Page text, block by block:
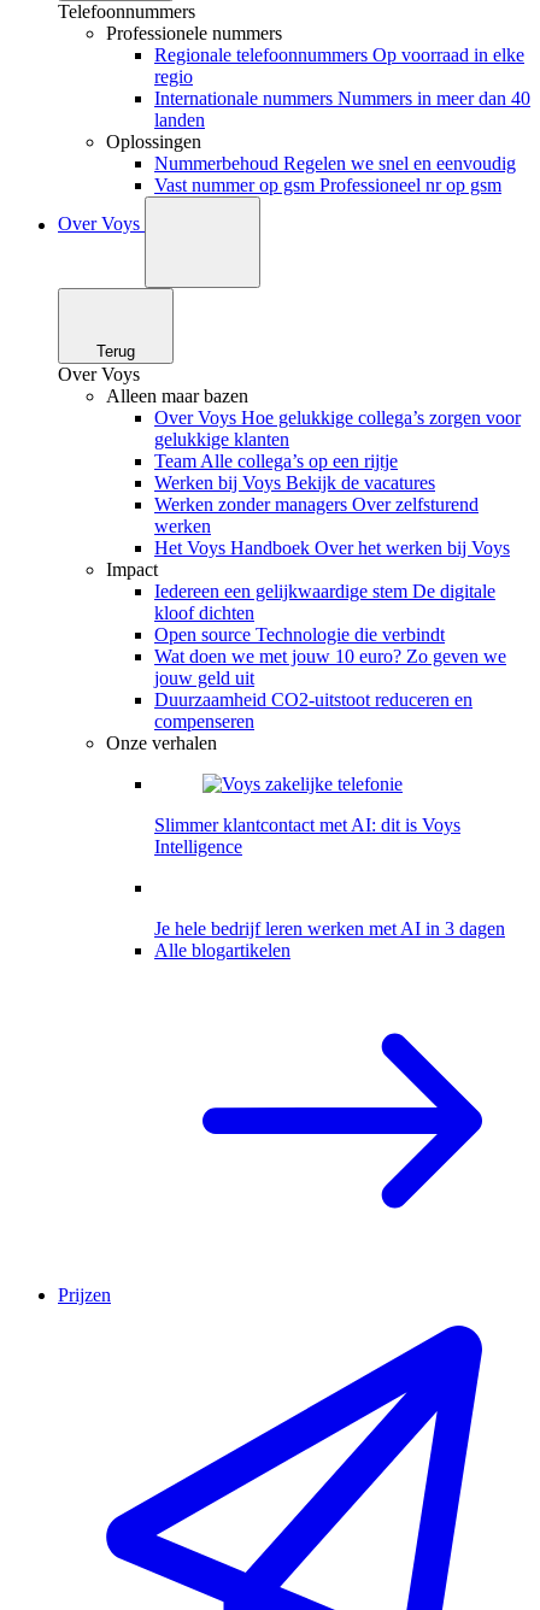
Telefoonnummers
Professionele nummers
Regionale telefoonnummers Op voorraad in elke
regio
Internationale nummers Nummers in meer dan 40
landen
Oplossingen
Nummerbehoud Regelen we snel en eenvoudig
Vast nummer op gsm Professioneel nr op gsm
Over Voys
Terug
Over Voys
Alleen maar bazen
Over Voys Hoe gelukkige collega’s zorgen voor
gelukkige klanten
Team Alle collega’s op een rijtje
Werken bij Voys Bekijk de vacatures
Werken zonder managers Over zelfsturend
werken
Het Voys Handboek Over het werken bij Voys
Impact
Iedereen een gelijkwaardige stem De digitale
kloof dichten
Open source Technologie die verbindt
Wat doen we met jouw 10 euro? Zo geven we
jouw geld uit
Duurzaamheid CO2-uitstoot reduceren en
compenseren
Onze verhalen
Slimmer klantcontact met AI: dit is Voys
Intelligence
Je hele bedrijf leren werken met AI in 3 dagen
Alle blogartikelen
Prijzen